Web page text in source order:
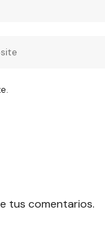
tus comentarios.